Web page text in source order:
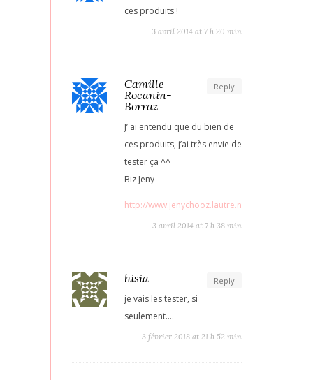
ces produits !
3 avril 2014 at 7 h 20 min
Reply
Camille
Rocanin-
Borraz
J’ ai entendu que du bien de
ces produits, j’ai très envie de
tester ça ^^
Biz Jeny
http://www.jenychooz.lautre.net
3 avril 2014 at 7 h 38 min
Reply
hisia
je vais les tester, si
seulement….
3 février 2018 at 21 h 52 min